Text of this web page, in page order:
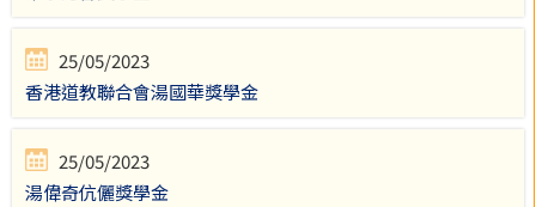
25/05/2023
香港道教聯合會湯國華獎學金
25/05/2023
湯偉奇伉儷獎學金